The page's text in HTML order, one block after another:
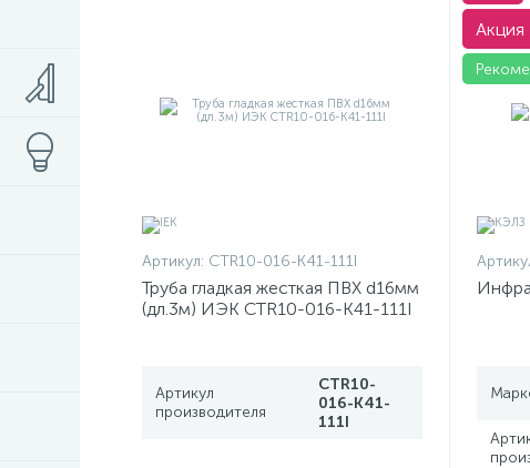
Артикул: CTR10-016-K41-111I
Труба гладкая жесткая ПВХ d16мм
(дл.3м) ИЭК CTR10-016-K41-111I
Артикул
производителя
CTR10-
016-K41-
111I
Акция